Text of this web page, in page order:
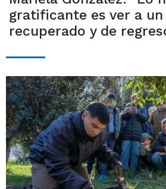
gratificante es ver a
recuperado y de